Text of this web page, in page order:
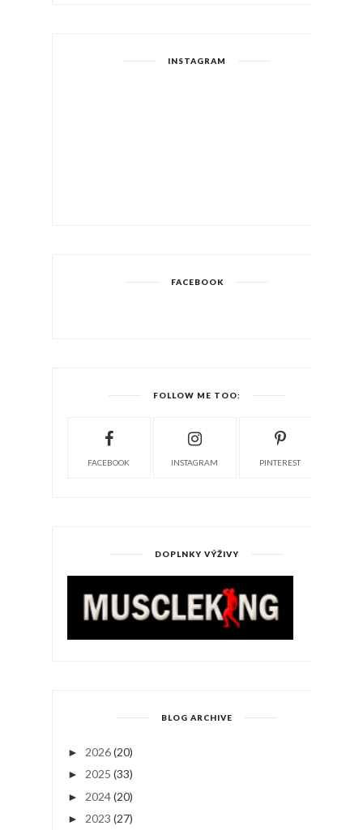
INSTAGRAM
FACEBOOK
FOLLOW ME TOO:
FACEBOOK INSTAGRAM PINTEREST
DOPLNKY VÝŽIVY
BLOG ARCHIVE
► 2026(20)
► 2025 (33)
► 2024(20)
► 2023 (27)